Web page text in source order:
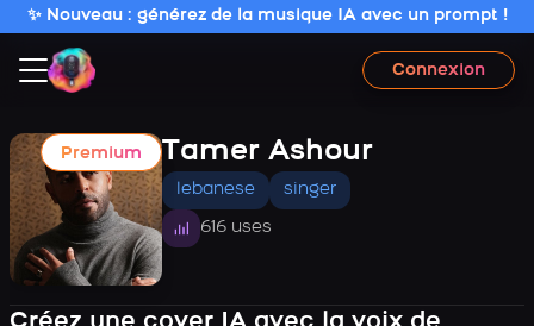
✨ Nouveau : générez de la musique IA avec un prompt !
Connexion
Premium Tamer Ashour
lebanese singer
616 uses